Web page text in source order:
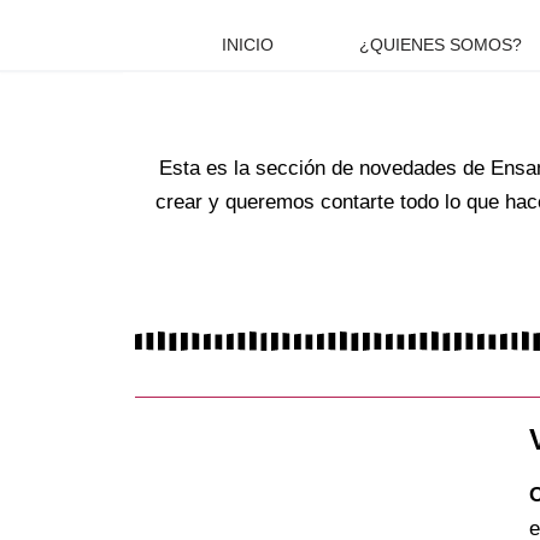
INICIO ¿QUIENES SOMOS?
Esta es la sección de novedades de
crear y queremos contarte todo lo que